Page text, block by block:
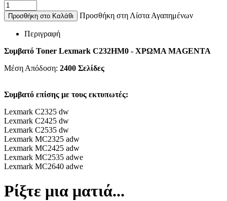
Προσθήκη στο Καλάθι Προσθήκη στη Λίστα Αγαπημένων
Περιγραφή
Συμβατό Toner Lexmark C232HM0 - ΧΡΩΜΑ MAGENTA
Μέση Απόδοση: 2400 Σελίδες
Συμβατό επίσης με τους εκτυπωτές:
Lexmark C2325 dw
Lexmark C2425 dw
Lexmark C2535 dw
Lexmark MC2325 adw
Lexmark MC2425 adw
Lexmark MC2535 adwe
Lexmark MC2640 adwe
Ρίξτε μια ματιά...